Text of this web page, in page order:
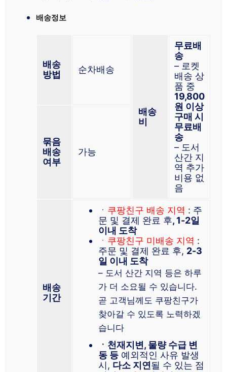
배송정보
배송
방법
순차배송
배송
비
무료배
송
– 로켓
배송 상
품 중
19,800
원 이상
구매 시
무료배
송
– 도서
산간 지
역 추가
비용 없
음
묶음
배송
여부
가능
배송
기간
ㆍ 쿠팡친구 배송 지역 : 주
문 및 결제 완료 후, 1-2일
이내 도착
ㆍ쿠팡친구 미배송 지역 :
주문 및 결제 완료 후, 2-3
일 이내 도착
– 도서 산간 지역 등은 하루
가 더 소요될 수 있습니다.
곧 고객님께도 쿠팡친구가
찾아갈 수 있도록 노력하겠
습니다
ㆍ천재지변, 물량 수급 변
동 등 예외적인 사유 발생
시, 다소 지연될 수 있는 점